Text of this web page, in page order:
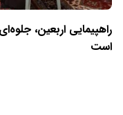
راهپیمایی اربعین،
است